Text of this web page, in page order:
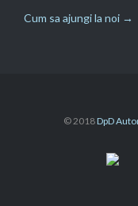
Cum sa ajungi la noi →
© 2018DpD